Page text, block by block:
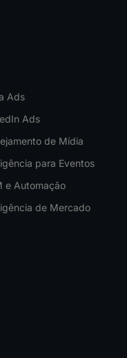
Ads
Ads
de Mídia
para Eventos
e Automação
de Mercado